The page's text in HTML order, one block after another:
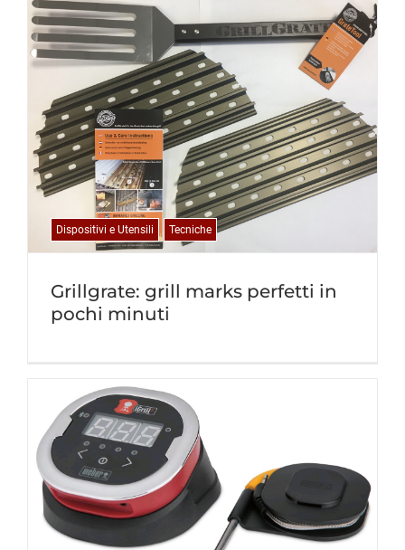
Grillgrate: grill marks perfetti in
pochi minuti
Dispositivi e Utensili Tecniche